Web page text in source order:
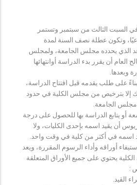
في السبت الثالث من سبتمبر وتستمر
وتكون عطلة نصف السنة لمدة
الذي يحدده مجلس الجامعة، ولمجلس
العام أن يقرر بدء الدراسة أوانتهائها
وبعدها.
بناءً على طلب يقدمه قبل افتتاح الدراسة،
إلا بترخيص من مجلس الكلية في حدود
مجلس الجامعة.
أو يتابع الدراسة بها للحصول على درجة
أن يقيد اسمه بإحدى الكليات، ولا
اسمه في أكثر من كلية في وقت واحد.
أوراقه وأداء الرسوم المقررة، ويعد
يحتوي على جميع الأوراق المتعلقة
:
القيد.